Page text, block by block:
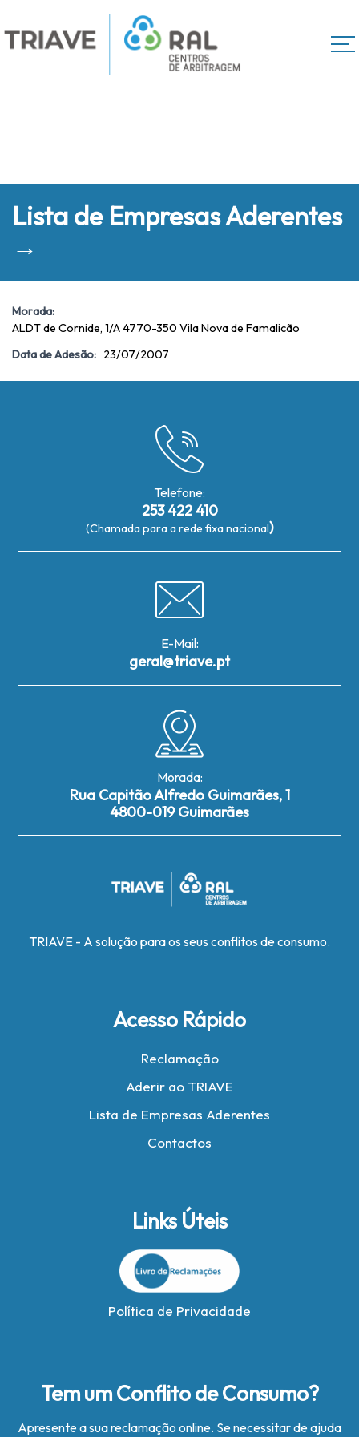
Lista de Empresas Aderentes
→
Morada:
ALDT de Cornide, 1/A 4770-350 Vila Nova de Famalicão
Data de Adesão: 23/07/2007
Telefone:
253 422 410
(Chamada para a rede fixa nacional)
E-Mail:
geral@triave.pt
Morada:
Rua Capitão Alfredo Guimarães, 1
4800-019 Guimarães
TRIAVE - A solução para os seus conflitos de consumo.
Acesso Rápido
Reclamação
Aderir ao TRIAVE
Lista de Empresas Aderentes
Contactos
Links Úteis
Política de Privacidade
Tem um Conflito de Consumo?
Apresente a sua reclamação online. Se necessitar de ajuda